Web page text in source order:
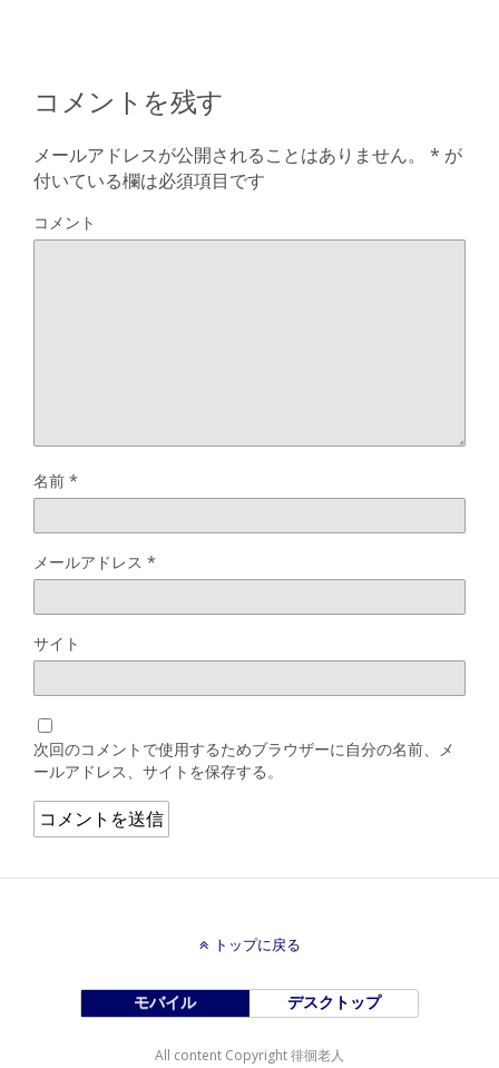
コメントを残す
メールアドレスが公開されることはありません。 * が
付いている欄は必須項目です
コメント
名前 *
メールアドレス *
サイト
次回のコメントで使用するためブラウザーに自分の名前、メ
ールアドレス、サイトを保存する。
トップに戻る
モバイル デスクトップ
All content Copyright 徘徊老人